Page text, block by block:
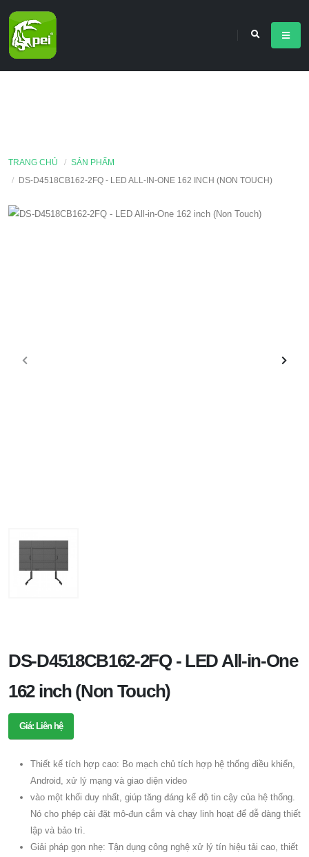
TRANG CHỦ
SẢN PHẨM
DS-D4518CB162-2FQ - LED ALL-IN-ONE 162 INCH (NON TOUCH)
DS-D4518CB162-2FQ - LED All-in-One
162 inch (Non Touch)
Giá: Liên hệ
Thiết kế tích hợp cao: Bo mạch chủ tích hợp hệ thống điều khiển,
Android, xử lý mạng và giao diện video
vào một khối duy nhất, giúp tăng đáng kể độ tin cậy của hệ thống.
Nó cho phép cài đặt mô-đun cắm và chạy linh hoạt để dễ dàng thiết
lập và bảo trì.
Giải pháp gọn nhẹ: Tận dụng công nghệ xử lý tín hiệu tải cao, thiết